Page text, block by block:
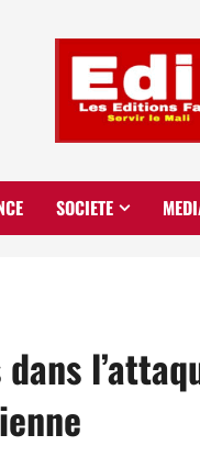
SOCIETE